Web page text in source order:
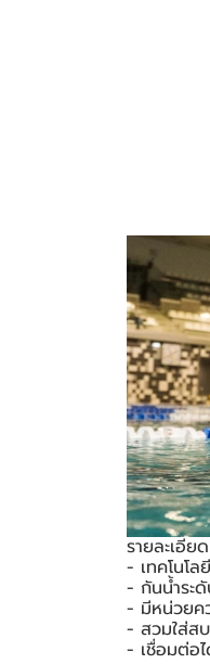
รายละเอียด
- เทคโนโ
- กันน้ำระ
- มีหน่วยค
- สวมใส่ส
- เชื่อมต่อ